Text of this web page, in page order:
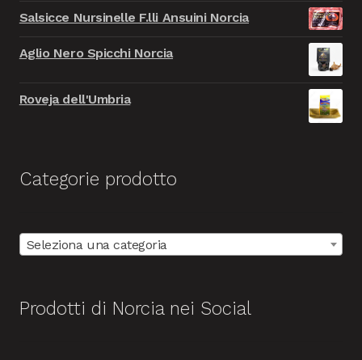
9.999,00€.999,00€.
originale
9.999,00€.
attuale
Salsicce Nursinelle F.lli Ansuini Norcia
Aglio Nero Spicchi Norcia
Roveja dell'Umbria
Categorie prodotto
Seleziona una categoria
Prodotti di Norcia nei Social